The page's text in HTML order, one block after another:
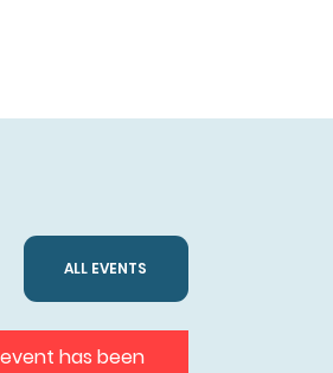
ALL EVENTS
has been